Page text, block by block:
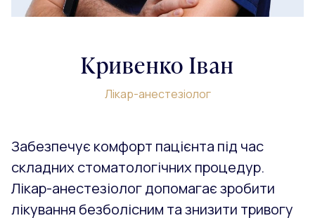
Кривенко Іван
Лікар-анестезіолог
Забезпечує комфорт пацієнта під час
складних стоматологічних процедур.
Лікар-анестезіолог допомагає зробити
лікування безболісним та знизити тривогу